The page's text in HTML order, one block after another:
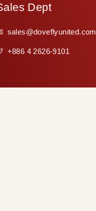
Dept
sales@doveflyunited.com
+886 4 2626-9101